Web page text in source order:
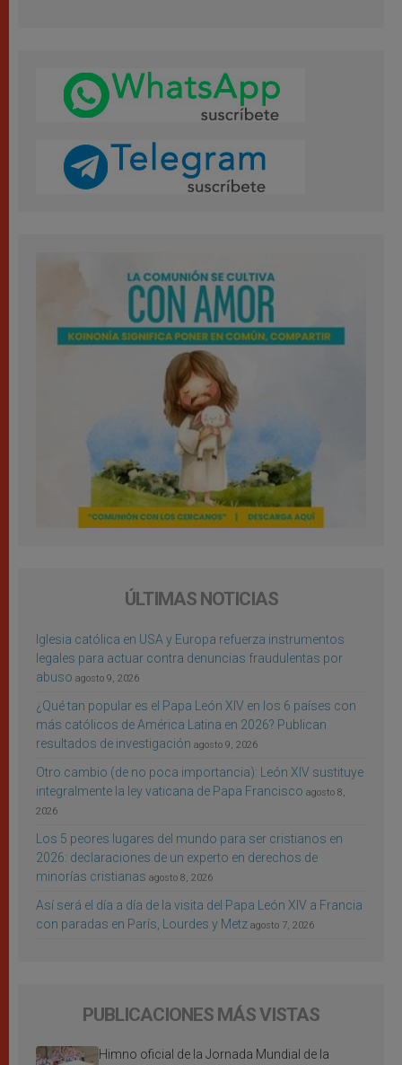
ÚLTIMAS NOTICIAS
Iglesia católica en USA y Europa refuerza instrumentos
legales para actuar contra denuncias fraudulentas por
abuso agosto 9, 2026
¿Qué tan popular es el Papa León XIV en los 6 países con
más católicos de América Latina en 2026? Publican
resultados de investigación agosto 9, 2026
Otro cambio (de no poca importancia): León XIV sustituye
integralmente la ley vaticana de Papa Francisco agosto 8,
2026
Los 5 peores lugares del mundo para ser cristianos en
2026: declaraciones de un experto en derechos de
minorías cristianas agosto 8, 2026
Así será el día a día de la visita del Papa León XIV a Francia
con paradas en París, Lourdes y Metz agosto 7, 2026
PUBLICACIONES MÁS VISTAS
Himno oficial de la Jornada Mundial de la